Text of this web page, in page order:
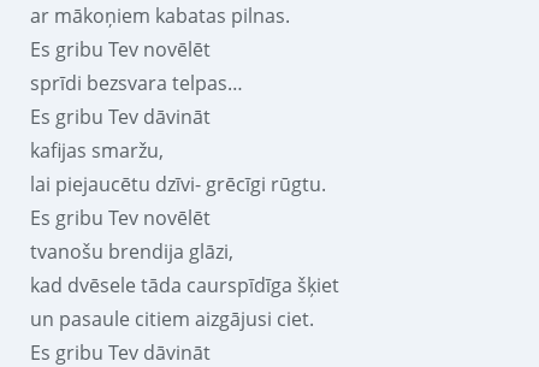
ar mākoņiem kabatas pilnas.
Es gribu Tev novēlēt
sprīdi bezsvara telpas…
Es gribu Tev dāvināt
kafijas smaržu,
lai piejaucētu dzīvi- grēcīgi rūgtu.
Es gribu Tev novēlēt
tvanošu brendija glāzi,
kad dvēsele tāda caurspīdīga šķiet
un pasaule citiem aizgājusi ciet.
Es gribu Tev dāvināt